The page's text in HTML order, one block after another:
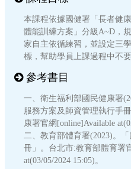
本課程依據國健署「長者健
體能訓練方案」分級A~D，
家自主依循練習，並設定三
標，幫助學員上課過程中不要
參考書目
一、衛生福利部國民健康署
服務方案及師資管理執行手
康署官網[online]Available at
二、教育部體育署(2023)。
冊」。台北市:教育部體育署
at(03/05/2024 15:05)。